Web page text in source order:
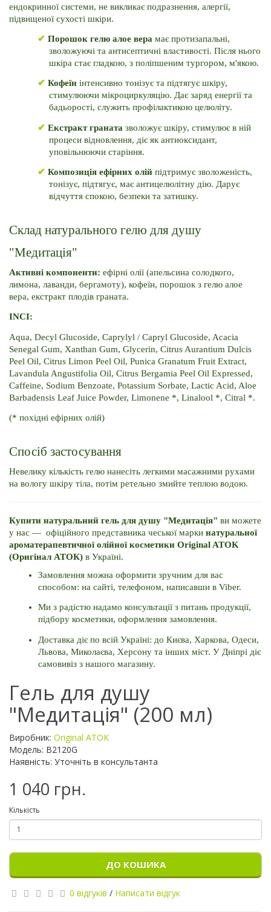
ендокринної системи, не викликає подразнення, алергії,
підвищеної сухості шкіри.
✔ Порошок гелю алое вера має протизапальні,
зволожуючі та антисептичні властивості. Після нього
шкіра стає гладкою, з поліпшеним тургором, м'якою.
✔ Кофеїн інтенсивно тонізує та підтягує шкіру,
стимулюючи мікроциркуляцію. Дає заряд енергії та
бадьорості, служить профілактикою целюліту.
✔ Екстракт граната зволожує шкіру, стимулює в ній
процеси відновлення, діє як антиоксидант,
уповільнюючи старіння.
✔ Композиція ефірних олій підтримує зволоженість,
тонізує, підтягує, має антицелюлітну дію. Дарує
відчуття спокою, безпеки та затишку.
Склад натурального гелю для душу
"Медитація"
Активні компоненти: ефірні олії (апельсина солодкого,
лимона, лаванди, бергамоту), кофеїн, порошок з гелю алое
вера, екстракт плодів граната.
INCI:
Aqua, Decyl Glucoside, Caprylyl / Capryl Glucoside, Acacia
Senegal Gum, Xanthan Gum, Glycerin, Citrus Aurantium Dulcis
Peel Oil, Citrus Limon Peel Oil, Punica Granatum Fruit Extract,
Lavandula Angustifolia Oil, Citrus Bergamia Peel Oil Expressed,
Caffeine, Sodium Benzoate, Potassium Sorbate, Lactic Acid, Aloe
Barbadensis Leaf Juice Powder, Limonene *, Linalool *, Citral *.
(* похідні ефірних олій)
Спосіб застосування
Невелику кількість гелю нанесіть легкими масажними рухами
на вологу шкіру тіла, потім ретельно змийте теплою водою.
Купити натуральний гель для душу "Медитація" ви можете
у нас —  офіційного представника чеської марки натуральної
ароматерапевтичної олійної косметики Original ATOK
(Оригінал АТОК) в Україні.
Замовлення можна оформити зручним для вас
способом: на сайті, телефоном, написавши в Viber.
Ми з радістю надамо консультації з питань продукції,
підбору косметики, оформлення замовлення.
Доставка діє по всій Україні: до Києва, Харкова, Одеси,
Львова, Миколаєва, Херсону та інших міст. У Дніпрі діє
самовивіз з нашого магазину.
Гель для душу
"Медитація" (200 мл)
Виробник: Original ATOK
Модель: B2120G
Наявність: Уточніть в консультанта
1 040 грн.
Кількість
ДО КОШИКА
0 відгуків / Написати відгук